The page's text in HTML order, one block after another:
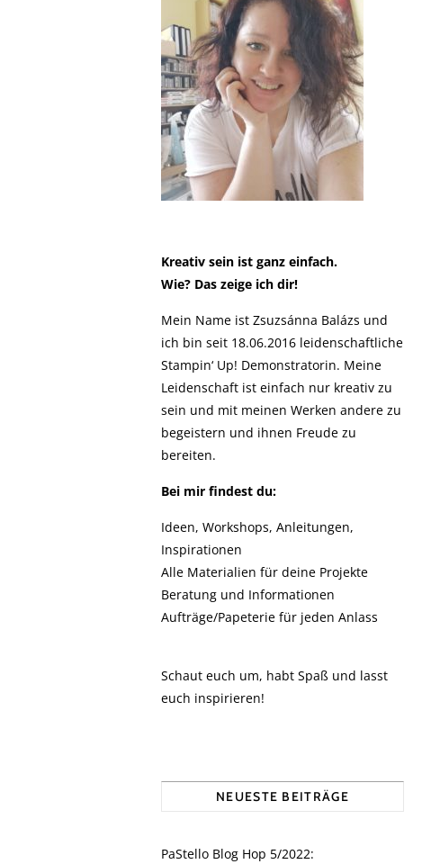
Kreativ sein ist ganz einfach.
Wie? Das zeige ich dir!
Mein Name ist Zsuzsánna Balázs und
ich bin seit 18.06.2016 leidenschaftliche
Stampin‘ Up! Demonstratorin. Meine
Leidenschaft ist einfach nur kreativ zu
sein und mit meinen Werken andere zu
begeistern und ihnen Freude zu
bereiten.
Bei mir findest du:
Ideen, Workshops, Anleitungen,
Inspirationen
Alle Materialien für deine Projekte
Beratung und Informationen
Aufträge/Papeterie für jeden Anlass
Schaut euch um, habt Spaß und lasst
euch inspirieren!
NEUESTE BEITRÄGE
PaStello Blog Hop 5/2022: